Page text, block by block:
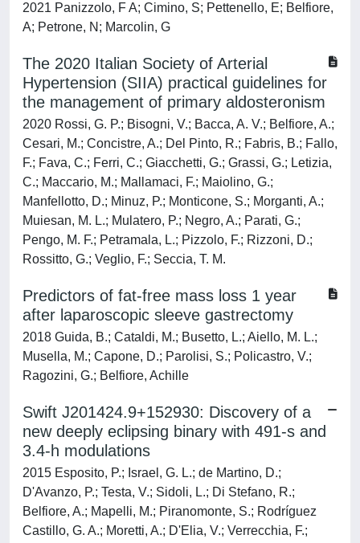
2021 Panizzolo, F A; Cimino, S; Pettenello, E; Belfiore,
A; Petrone, N; Marcolin, G
The 2020 Italian Society of Arterial
Hypertension (SIIA) practical guidelines for
the management of primary aldosteronism
2020 Rossi, G. P.; Bisogni, V.; Bacca, A. V.; Belfiore, A.;
Cesari, M.; Concistre, A.; Del Pinto, R.; Fabris, B.; Fallo,
F.; Fava, C.; Ferri, C.; Giacchetti, G.; Grassi, G.; Letizia,
C.; Maccario, M.; Mallamaci, F.; Maiolino, G.;
Manfellotto, D.; Minuz, P.; Monticone, S.; Morganti, A.;
Muiesan, M. L.; Mulatero, P.; Negro, A.; Parati, G.;
Pengo, M. F.; Petramala, L.; Pizzolo, F.; Rizzoni, D.;
Rossitto, G.; Veglio, F.; Seccia, T. M.
Predictors of fat-free mass loss 1 year
after laparoscopic sleeve gastrectomy
2018 Guida, B.; Cataldi, M.; Busetto, L.; Aiello, M. L.;
Musella, M.; Capone, D.; Parolisi, S.; Policastro, V.;
Ragozini, G.; Belfiore, Achille
Swift J201424.9+152930: Discovery of a
new deeply eclipsing binary with 491-s and
3.4-h modulations
2015 Esposito, P.; Israel, G. L.; de Martino, D.;
D'Avanzo, P.; Testa, V.; Sidoli, L.; Di Stefano, R.;
Belfiore, A.; Mapelli, M.; Piranomonte, S.; Rodríguez
Castillo, G. A.; Moretti, A.; D'Elia, V.; Verrecchia, F.;